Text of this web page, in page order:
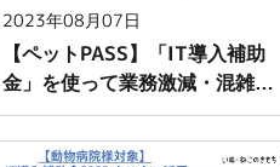
2023年08月07日
【ペットPASS】「IT導入補助
金」を使って業務激減・混雑緩
和を目指すコツ 無料オンライ
ンセミナー開催